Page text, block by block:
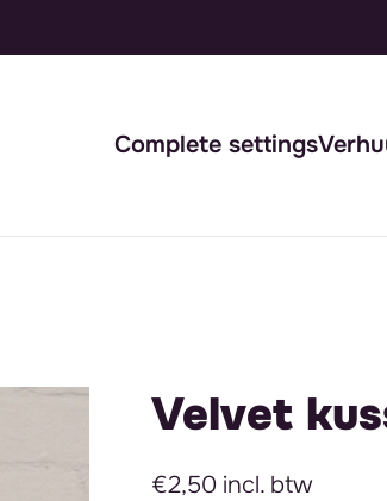
Complete settings
Velvet
€2,50 incl. btw